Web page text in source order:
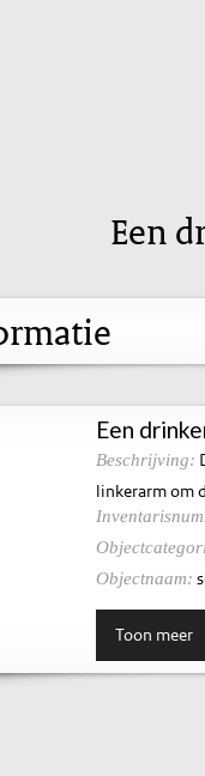
Een
Een
Beschrijving:
linkerarm om
Objectnaam:
Toon meer